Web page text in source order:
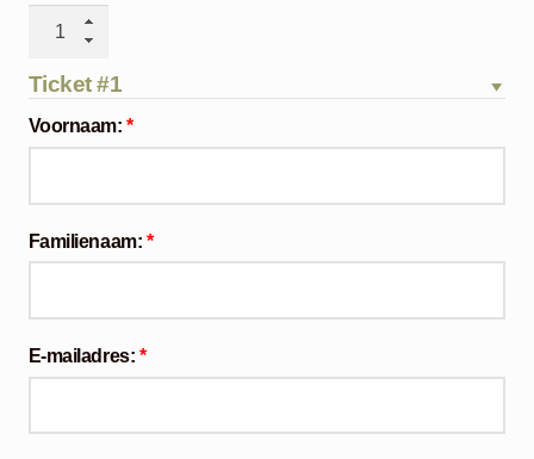
Brochure
Lowland
Photo
2016
Ticket #1
Voornaam:*
Familienaam: *
E-mailadres: *